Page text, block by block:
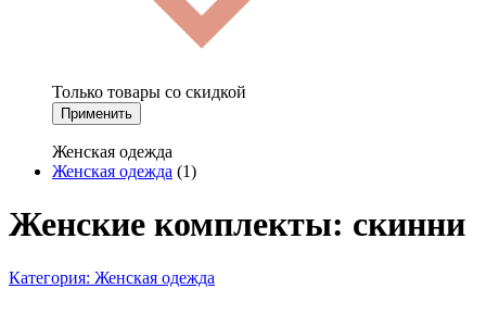
Только товары со скидкой
Применить
Женская одежда
Женская одежда (1)
Женские комплекты: скинни
Категория: Женская одежда